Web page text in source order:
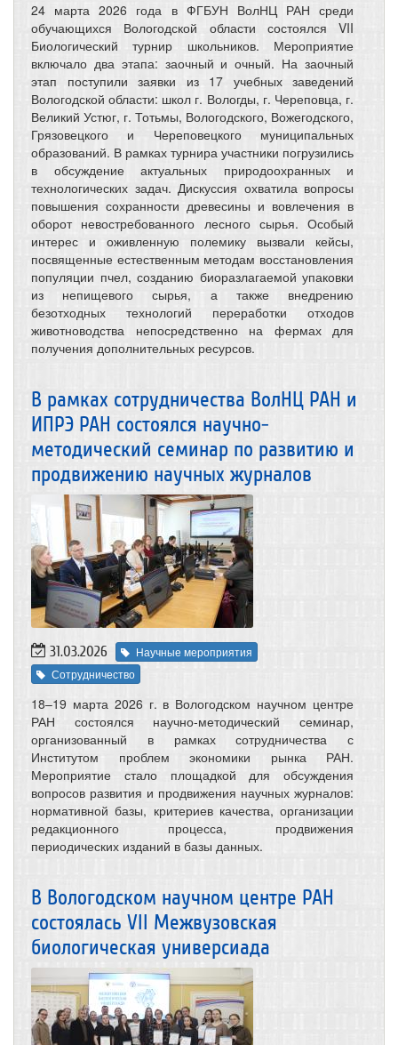
24 марта 2026 года в ФГБУН ВолНЦ РАН среди
обучающихся Вологодской области состоялся VII
Биологический турнир школьников. Мероприятие
включало два этапа: заочный и очный. На заочный
этап поступили заявки из 17 учебных заведений
Вологодской области: школ г. Вологды, г. Череповца, г.
Великий Устюг, г. Тотьмы, Вологодского, Вожегодского,
Грязовецкого и Череповецкого муниципальных
образований. В рамках турнира участники погрузились
в обсуждение актуальных природоохранных и
технологических задач. Дискуссия охватила вопросы
повышения сохранности древесины и вовлечения в
оборот невостребованного лесного сырья. Особый
интерес и оживленную полемику вызвали кейсы,
посвященные естественным методам восстановления
популяции пчел, созданию биоразлагаемой упаковки
из непищевого сырья, а также внедрению
безотходных технологий переработки отходов
животноводства непосредственно на фермах для
получения дополнительных ресурсов.
В рамках сотрудничества ВолНЦ РАН и
ИПРЭ РАН состоялся научно-
методический семинар по развитию и
продвижению научных журналов
31.03.2026
Научные мероприятия
Сотрудничество
18–19 марта 2026 г. в Вологодском научном центре
РАН состоялся научно-методический семинар,
организованный в рамках сотрудничества с
Институтом проблем экономики рынка РАН.
Мероприятие стало площадкой для обсуждения
вопросов развития и продвижения научных журналов:
нормативной базы, критериев качества, организации
редакционного процесса, продвижения
периодических изданий в базы данных.
В Вологодском научном центре РАН
состоялась VII Межвузовская
биологическая универсиада